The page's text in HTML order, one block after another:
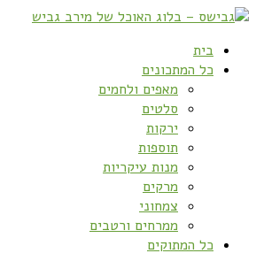
בית
כל המתכונים
מאפים ולחמים
סלטים
ירקות
תוספות
מנות עיקריות
מרקים
צמחוני
ממרחים ורטבים
כל המתוקים